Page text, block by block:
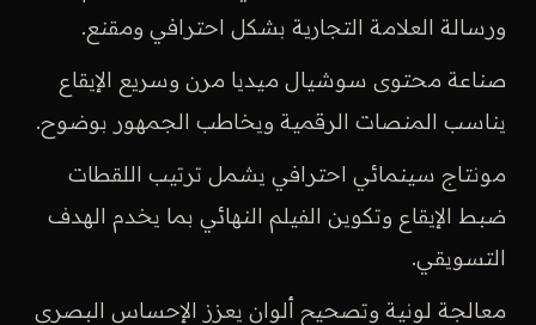
ورسالة العلامة التجارية بشكل احترافي ومقنع.
صناعة محتوى سوشيال ميديا مرن وسريع الإيقاع
يناسب المنصات الرقمية ويخاطب الجمهور بوضوح.
مونتاج سينمائي احترافي يشمل ترتيب اللقطات
ضبط الإيقاع وتكوين الفيلم النهائي بما يخدم الهدف
التسويقي.
معالجة لونية وتصحيح ألوان يعزز الإحساس البصري